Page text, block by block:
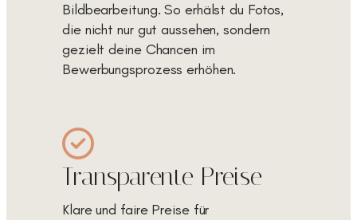
Bildbearbeitung. So erhälst du Fotos,
die nicht nur gut aussehen, sondern
gezielt deine Chancen im
Bewerbungsprozess erhöhen.
Transparente Preise
Klare und faire Preise für